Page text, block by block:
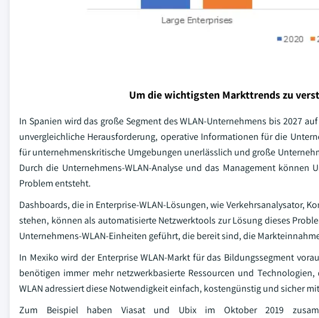
Um die wichtigsten Markttrends zu
In Spanien wird das große Segment des WLAN-Unternehmens bis 2027
unvergleichliche Herausforderung, operative Informationen für die
für unternehmenskritische Umgebungen unerlässlich und große
Durch die Unternehmens-WLAN-Analyse und das Management können
Problem entsteht.
Dashboards, die in Enterprise-WLAN-Lösungen, wie Verkehrsanalysator,
stehen, können als automatisierte Netzwerktools zur Lösung dieses
Unternehmens-WLAN-Einheiten geführt, die bereit sind, die
In Mexiko wird der Enterprise WLAN-Markt für das Bildungssegment
benötigen immer mehr netzwerkbasierte Ressourcen und
WLAN adressiert diese Notwendigkeit einfach, kostengünstig und sicher
Zum Beispiel haben Viasat und Ubix im Oktober 2019